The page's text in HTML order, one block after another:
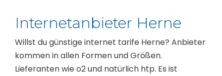
Internetanbieter Herne
Willst du günstige internet tarife Herne? Anbieter
kommen in allen Formen und Größen.
Lieferanten wie o2 und natürlich htp. Es ist